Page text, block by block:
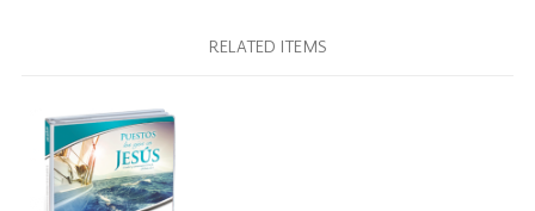
RELATED ITEMS